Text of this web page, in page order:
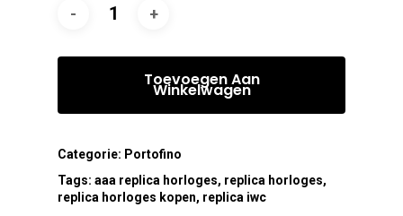
Toevoegen Aan
Winkelwagen
Categorie: Portofino
Tags: aaa replica horloges, replica horloges,
replica horloges kopen, replica iwc